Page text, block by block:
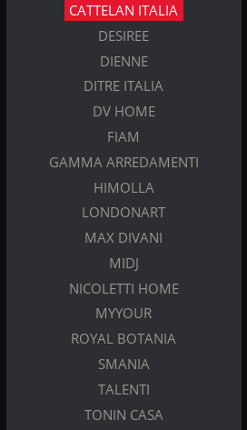
CATTELAN ITALIA
DESIREE
DIENNE
DITRE ITALIA
DV HOME
FIAM
GAMMA ARREDAMENTI
HIMOLLA
LONDONART
MAX DIVANI
MIDJ
NICOLETTI HOME
MYYOUR
ROYAL BOTANIA
SMANIA
TALENTI
TONIN CASA